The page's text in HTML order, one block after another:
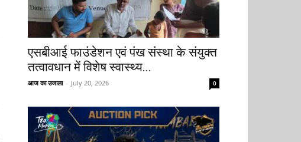
एसबीआई फाउंडेशन एवं पंख संस्था के संयुक्त
तत्वावधान में विशेष स्वास्थ्य...
आज का उजाला - July 20, 2026 0